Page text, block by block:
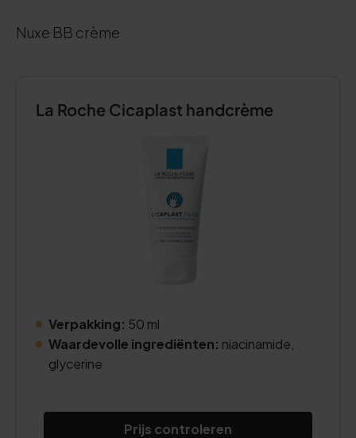
Nuxe BB crème
La Roche Cicaplast handcrème
Verpakking: 50 ml
Waardevolle ingrediënten: niacinamide,
glycerine
Prijs controleren